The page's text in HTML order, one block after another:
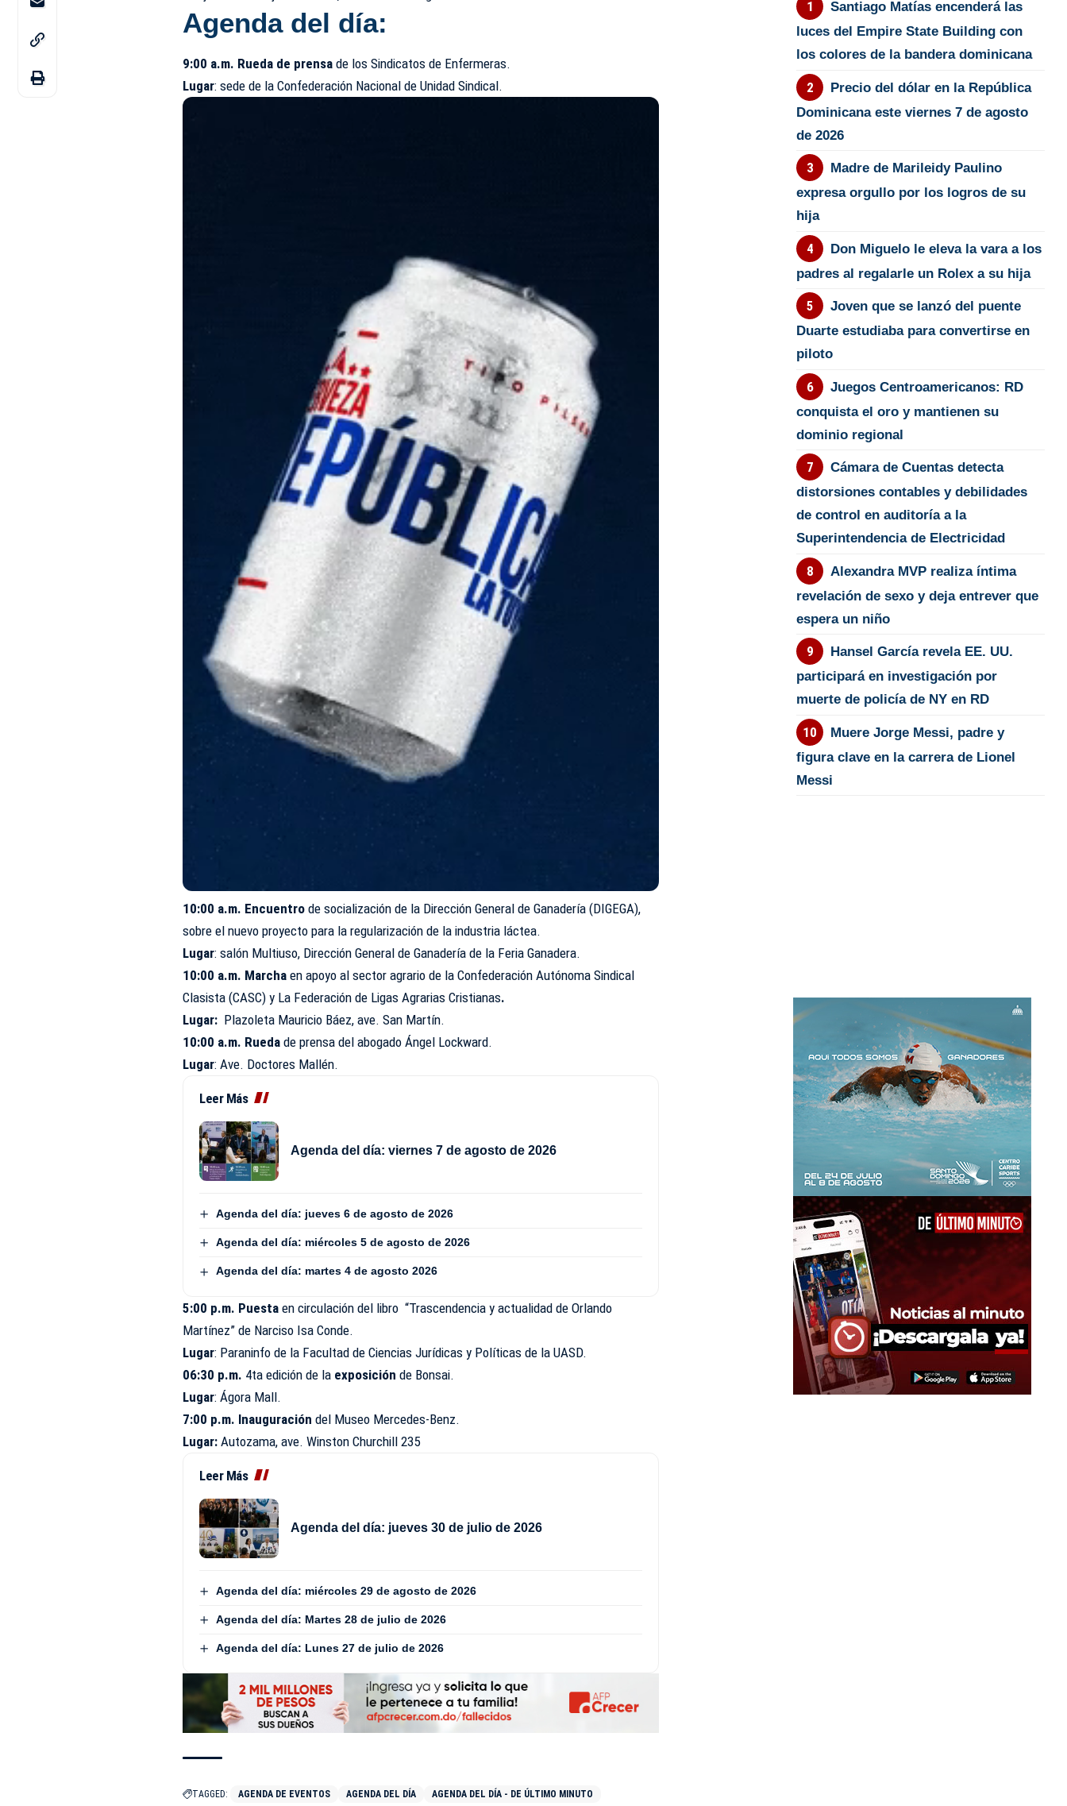
Agenda del día:
9:00 a.m. Rueda de prensade los Sindicatos de Enfermeras.
Lugar: sede de la Confederación Nacional de Unidad Sindical.
10:00 a.m. Encuentrode socialización de la Dirección General deGanadería (DIGEGA),
sobre el nuevo proyecto para la regularización de la industria láctea.
Lugar: salón Multiuso, Dirección General de Ganadería de la Feria Ganadera.
10:00 a.m. Marcha en apoyo al sector agrario de la Confederación Autónoma Sindical
Clasista (CASC) y La Federación de Ligas Agrarias Cristianas.
Lugar: Plazoleta Mauricio Báez, ave. San Martín.
10:00 a.m. Ruedade prensa del abogado Ángel Lockward.
Lugar: Ave. Doctores Mallén.
Leer Más
Agenda del día: viernes 7 de agosto de 2026
Agenda del día: jueves 6 de agosto de 2026
Agenda del día: miércoles 5 de agosto de 2026
Agenda del día: martes 4 de agosto 2026
5:00 p.m. Puesta en circulación del libro “Trascendencia y actualidad de Orlando
Martínez” de Narciso Isa Conde.
Lugar: Paraninfo de la Facultad de Ciencias Jurídicas y Políticas de la UASD.
06:30 p.m. 4ta edición de la exposición de Bonsai.
Lugar: Ágora Mall.
7:00 p.m. Inauguración del Museo Mercedes-Benz.
Lugar:Autozama, ave. Winston Churchill 235
Leer Más
Agenda del día: jueves 30 de julio de 2026
Agenda del día: miércoles 29 de agosto de 2026
Agenda del día: Martes 28 de julio de 2026
Agenda del día: Lunes 27 de julio de 2026
TAGGED: AGENDA DE EVENTOS AGENDA DEL DÍA AGENDA DEL DÍA - DE ÚLTIMO MINUTO
Santiago Matías encenderá las
luces del Empire State Building con
los colores de la bandera dominicana
Precio del dólar en la República
Dominicana este viernes 7 de agosto
de 2026
Madre de Marileidy Paulino
expresa orgullo por los logros de su
hija
Don Miguelo le eleva la vara a los
padres al regalarle un Rolex a su hija
Joven que se lanzó del puente
Duarte estudiaba para convertirse en
piloto
Juegos Centroamericanos: RD
conquista el oro y mantienen su
dominio regional
Cámara de Cuentas detecta
distorsiones contables y debilidades
de control en auditoría a la
Superintendencia de Electricidad
Alexandra MVP realiza íntima
revelación de sexo y deja entrever que
espera un niño
Hansel García revela EE. UU.
participará en investigación por
muerte de policía de NY en RD
Muere Jorge Messi, padre y
figura clave en la carrera de Lionel
Messi